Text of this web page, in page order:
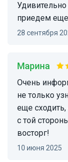
приедем
28 сентября
Марина
Очень информативно, душевно и увлекательно! Я
не только
еще сходить,
с той
восторг!
10 июня 2025